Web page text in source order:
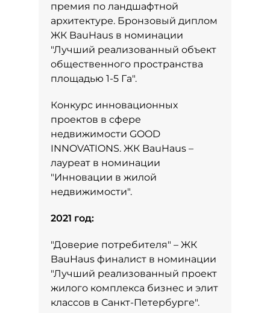
премия по ландшафтной
архитектуре. Бронзовый диплом
ЖК BauHaus в номинации
"Лучший реализованный объект
общественного пространства
площадью 1-5 Га".
Конкурс инновационных
проектов в сфере
недвижимости GOOD
INNOVATIONS. ЖК BauHaus –
лауреат в номинации
"Инновации в жилой
недвижимости".
2021 год:
"Доверие потребителя" – ЖК
BauHaus финалист в номинации
"Лучший реализованный проект
жилого комплекса бизнес и элит
классов в Санкт-Петербурге".